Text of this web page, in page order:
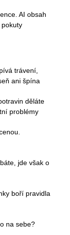
AI obsah
trávení,
ani špína
děláte
problémy
jde však o
boří pravidla
na sebe?